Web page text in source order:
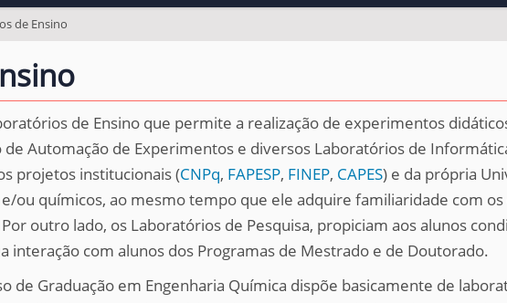
de Ensino
de Ensino que permite a realização de experimentos
Automação de Experimentos e diversos Laboratórios de
projetos institucionais (CNPq, FAPESP, FINEP, CAPES) e da própria
ou químicos, ao mesmo tempo que ele adquire familiaridade com
outro lado, os Laboratórios de Pesquisa, propiciam aos alunos
interação com alunos dos Programas de Mestrado e de Doutorado.
de Graduação em Engenharia Química dispõe basicamente de